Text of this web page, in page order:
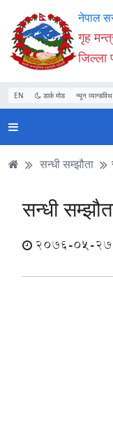
Accessibility
Mode
सुरु
गर्नुहोस्
सामाग्री
पढ्नुहाेस्
नेभिगेसन
पढ्नुहाेस्
वेबसाइट
खोजमा
जानुहोस्
नेपाल
गृह
जिल्ला
EN डार्क मोड न्यून व्यान्डविथ
सन्धी सम्झौता
सन्धी
2076-05-27